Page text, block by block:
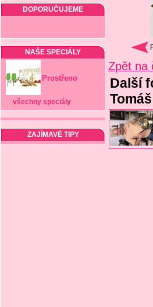
DOPORUČUJEME
NAŠE SPECIÁLY
Prostřeno
všechny speciály
ZAJÍMAVÉ TIPY
Zpět na
Další